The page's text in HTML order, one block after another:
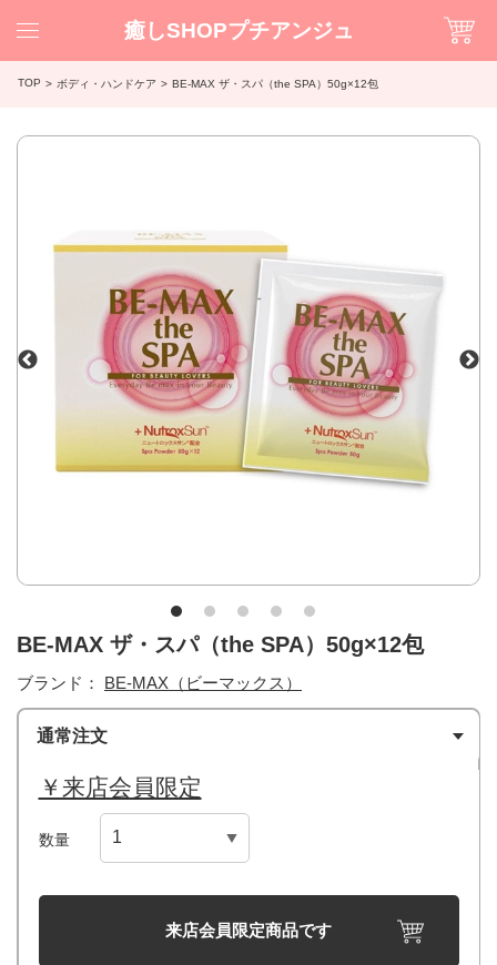
癒しSHOPプチアンジュ
TOP ボディ・ハンドケア BE-MAX ザ・スパ（the SPA）50g×12包
BE-MAX ザ・スパ（the SPA）50g×12包
ブランド： BE-MAX（ビーマックス）
通常注文
￥来店会員限定
数量
来店会員限定商品です